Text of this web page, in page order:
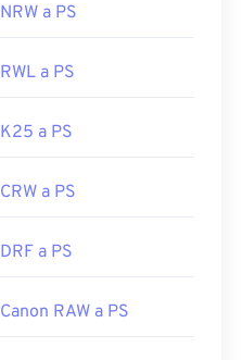
NRW a PS
RWL a PS
K25 a PS
CRW a PS
DRF a PS
Canon RAW a PS